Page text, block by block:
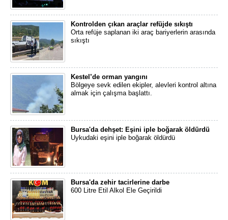
Kontrolden çıkan araçlar refüjde sıkıştı
Orta refüje saplanan iki araç bariyerlerin arasında
sıkıştı
Kestel’de orman yangını
Bölgeye sevk edilen ekipler, alevleri kontrol altına
almak için çalışma başlattı.
Bursa'da dehşet: Eşini iple boğarak öldürdü
Uykudaki eşini iple boğarak öldürdü
Bursa'da zehir tacirlerine darbe
600 Litre Etil Alkol Ele Geçirildi